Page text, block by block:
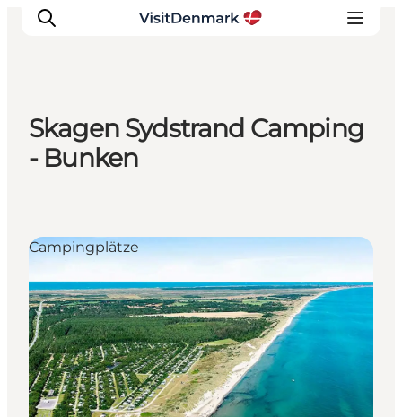
Inspiration
Reiseplanung
Skagen Sydstrand Camping
- Bunken
Campingplätze